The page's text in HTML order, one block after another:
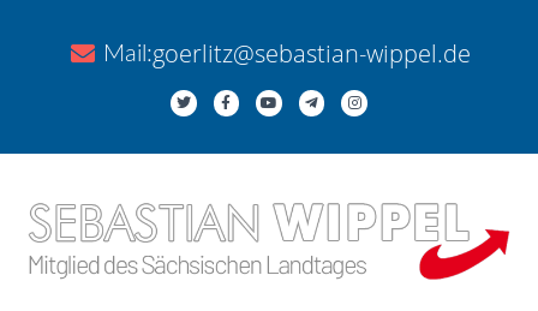
Mail:goerlitz@sebastian-wippel.de